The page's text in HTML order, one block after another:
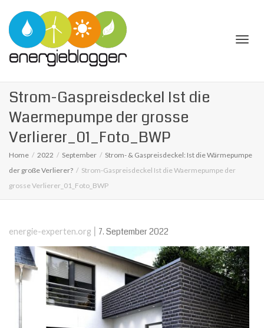
Strom-Gaspreisdeckel Ist die
Waermepumpe der grosse
Verlierer_01_Foto_BWP
Home 2022 September
Strom- & Gaspreisdeckel: Ist die Wärmepumpe
der große Verlierer?
Strom-Gaspreisdeckel Ist die Waermepumpe der
grosse Verlierer_01_Foto_BWP
energie-experten.org | 7. September 2022